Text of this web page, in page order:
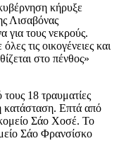
κήρυξε
Λισαβόνας
για τους νεκρούς.
τις οικογένειες και
στο πένθος»
18 τραυματίες
κατάσταση. Επτά από
Σάο Χοσέ. Το
Σάο Φρανσίσκο